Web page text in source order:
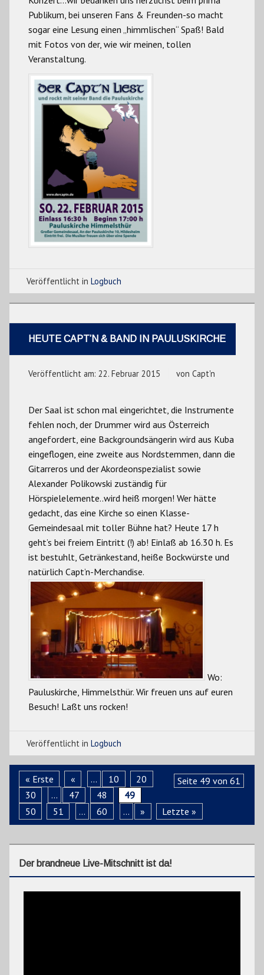
Publikum, bei unseren Fans & Freunden-so macht
sogar eine Lesung einen „himmlischen“ Spaß! Bald
mit Fotos von der, wie wir meinen, tollen
Veranstaltung.
Veröffentlicht in Logbuch
HEUTE CAPT’N & BAND IN PAULUSKIRCHE
Veröffentlicht am: 22. Februar 2015 von Capt'n
Der Saal ist schon mal eingerichtet, die Instrumente
fehlen noch, der Drummer wird aus Österreich
angefordert, eine Backgroundsängerin wird aus Kuba
eingeflogen, eine zweite aus Nordstemmen, dann die
Gitarreros und der Akordeonspezialist sowie
Alexander Polikowski zuständig für
Hörspielelemente..wird heiß morgen! Wer hätte
gedacht, das eine Kirche so einen Klasse-
Gemeindesaal mit toller Bühne hat? Heute 17 h
geht’s bei freiem Eintritt (!) ab! Einlaß ab 16.30 h. Es
ist bestuhlt, Getränkestand, heiße Bockwürste und
natürlich Capt’n-Merchandise.
Wo:
Pauluskirche, Himmelsthür. Wir freuen uns auf euren
Besuch! Laßt uns rocken!
Veröffentlicht in Logbuch
Seite 49 von 61
« Erste « ... 10
20
30
... 47 48
49
50
51 ... 60 ... » Letzte »
Der brandneue Live-Mitschnitt ist da!